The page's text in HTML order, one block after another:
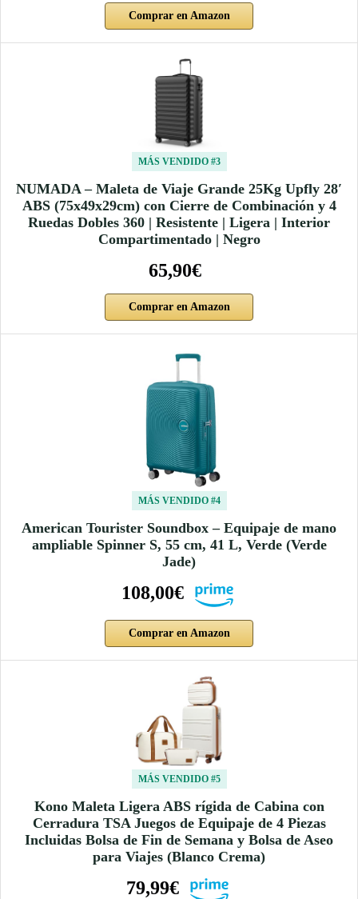
Comprar en Amazon
MÁS VENDIDO #3
NUMADA – Maleta de Viaje Grande 25Kg Upfly 28′
ABS (75x49x29cm) con Cierre de Combinación y 4
Ruedas Dobles 360 | Resistente | Ligera | Interior
Compartimentado | Negro
65,90€
Comprar en Amazon
MÁS VENDIDO #4
American Tourister Soundbox – Equipaje de mano
ampliable Spinner S, 55 cm, 41 L, Verde (Verde
Jade)
108,00€
Comprar en Amazon
MÁS VENDIDO #5
Kono Maleta Ligera ABS rígida de Cabina con
Cerradura TSA Juegos de Equipaje de 4 Piezas
Incluidas Bolsa de Fin de Semana y Bolsa de Aseo
para Viajes (Blanco Crema)
79,99€